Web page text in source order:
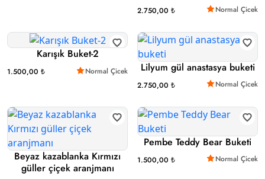
2.750,00 ₺ Normal Çicek
Karışık Buket-2
1.500,00 ₺ Normal Çicek Lilyum gül anastasya buketi
2.750,00 ₺ Normal Çicek
Beyaz kazablanka Kırmızı
güller çiçek aranjmanı
Pembe Teddy Bear Buketi
1.500,00 ₺ Normal Çicek